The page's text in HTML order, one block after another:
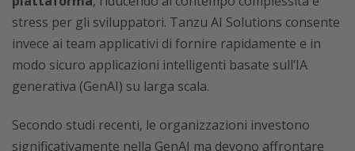
stress per gli sviluppatori. Tanzu AI Solutions consente
invece ai team applicativi di fornire rapidamente e in
modo sicuro applicazioni intelligenti basate sull’IA
generativa (GenAI) su larga scala.
Secondo studi recenti, le organizzazioni investono
significativamente nella GenAI ma devono affrontare